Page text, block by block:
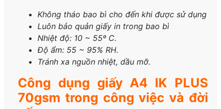
Không tháo bao bì cho đến khi được sử dụng
Luôn bảo quản giấy in trong bao bì
Nhiệt độ: 10 ~ 55º C.
Độ ẩm: 55 ~ 95% RH.
Tránh xa nguồn nhiệt, dầu mỡ.
Công dụng giấy A4 IK PLUS
70gsm trong công việc và đời